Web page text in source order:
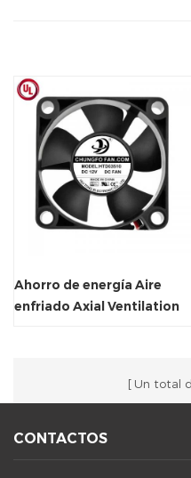
Ahorro de energía Aire
enfriado Axial Ventilation
Un total
CONTACTOS